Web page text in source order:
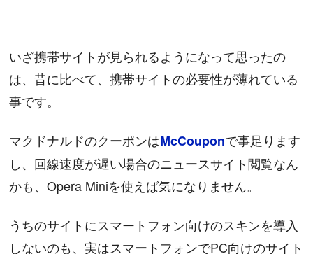
いざ携帯サイトが見られるようになって思ったの
は、昔に比べて、携帯サイトの必要性が薄れている
事です。
マクドナルドのクーポンはMcCouponで事足ります
し、回線速度が遅い場合のニュースサイト閲覧なん
かも、Opera Miniを使えば気になりません。
うちのサイトにスマートフォン向けのスキンを導入
しないのも、実はスマートフォンでPC向けのサイト